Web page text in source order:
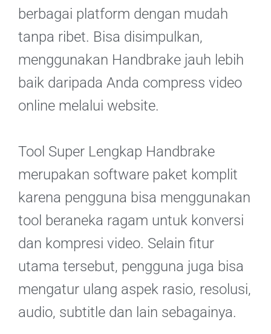
berbagai platform dengan mudah
tanpa ribet. Bisa disimpulkan,
menggunakan Handbrake jauh lebih
baik daripada Anda compress video
online melalui website.
Tool Super Lengkap Handbrake
merupakan software paket komplit
karena pengguna bisa menggunakan
tool beraneka ragam untuk konversi
dan kompresi video. Selain fitur
utama tersebut, pengguna juga bisa
mengatur ulang aspek rasio, resolusi,
audio, subtitle dan lain sebagainya.